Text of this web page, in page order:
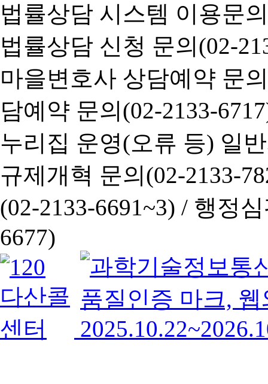
법률상담 시스템 이용문
법률상담 신청 문의(02-
마을변호사 상담예약 문
담예약 문의(02-2133-
누리집 운영(오류 등) 일
규제개혁 문의(02-2133-
(02-2133-6691~3) / 행정심
6677)